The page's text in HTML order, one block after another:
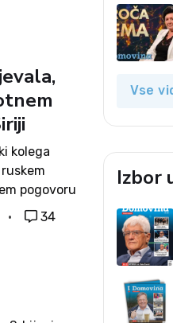
kolega
pogovoru
34
Vse
Izbor